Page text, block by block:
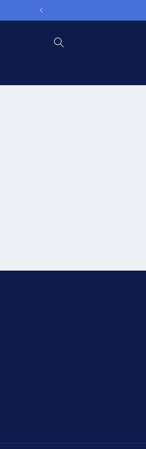
passer
au